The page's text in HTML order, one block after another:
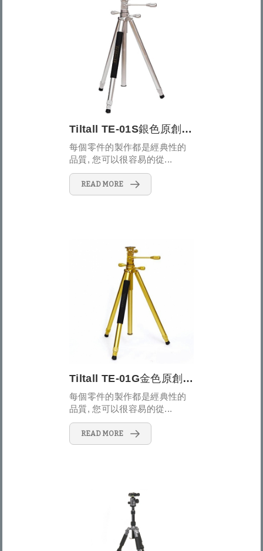
Tiltall TE-01S銀色原創經典三腳架
每個零件的製作都是經典性的
品質, 您可以很容易的從...
READ MORE
Tiltall TE-01G金色原創經典三腳架
每個零件的製作都是經典性的
品質, 您可以很容易的從...
READ MORE